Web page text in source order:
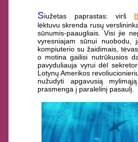
Siužetas paprastas: virš
lėktuvu skrenda rusų
sūnumis-paaugliais. Visi jie
vyresniajam sūnui nuobodu,
kompiuterio su žaidimais,
o motina gailisi nutrūkusios
pavyduliauja vyrui dėl
Lotynų Amerikos
nužudyti apgavusią
prasmenga į paralelinį pasaulį.